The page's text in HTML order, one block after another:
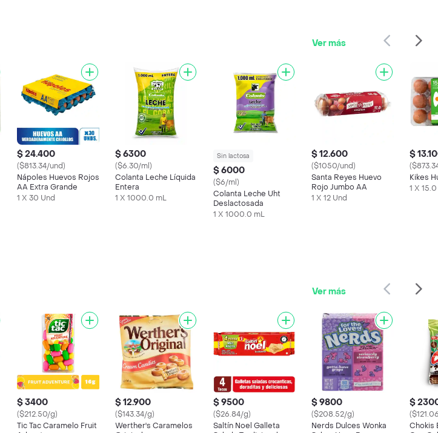
Ver más
$ 24.400
($813.34/und)
Nápoles Huevos Rojos
AA Extra Grande
1 X 30 Und
$ 6300
($6.30/ml)
Colanta Leche Líquida
Entera
1 X 1000.0 mL
Sin lactosa
$ 6000
($6/ml)
Colanta Leche Uht
Deslactosada
1 X 1000.0 mL
$ 12.600
($1050/und)
Santa Reyes Huevo
Rojo Jumbo AA
1 X 12 Und
$
Kikes
1 X
Ver más
$ 3400
($212.50/g)
Tic Tac Caramelo Fruit
$ 12.900
($143.34/g)
Werther's Caramelos
$ 9500
($26.84/g)
Saltín Noel Galleta
$ 9800
($208.52/g)
Nerds Dulces Wonka
$
Chokis